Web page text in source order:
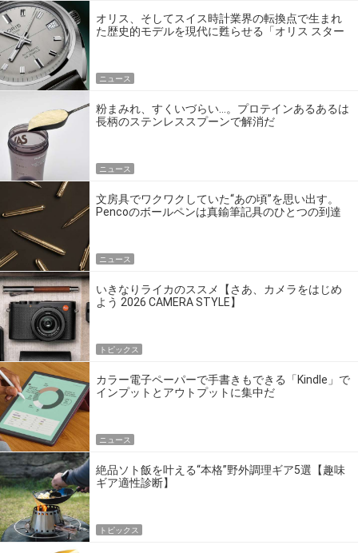
オリス、そしてスイス時計業界の転換点で生まれ
た歴史的モデルを現代に甦らせる「オリス スター
ニュース
粉まみれ、すくいづらい…。プロテインあるあるは
長柄のステンレススプーンで解消だ
ニュース
文房具でワクワクしていた“あの頃”を思い出す。
Pencoのボールペンは真鍮筆記具のひとつの到達
ニュース
いきなりライカのススメ【さあ、カメラをはじめ
よう 2026 CAMERA STYLE】
トピックス
カラー電子ペーパーで手書きもできる「Kindle」で
インプットとアウトプットに集中だ
ニュース
絶品ソト飯を叶える“本格”野外調理ギア5選【趣味
ギア適性診断】
トピックス